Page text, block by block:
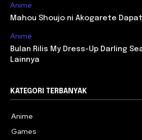
Anime
Mahou Shoujo ni Akogarete
Anime
Bulan Rilis My Dress-Up Darling
Lainnya
KATEGORI TERBANYAK
Anime
Games